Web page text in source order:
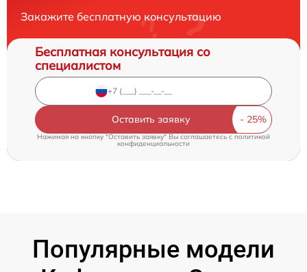
Закажите бесплатную консультацию
Бесплатная консультация со
специалистом
Оставить заявку
Нажимая на кнопку "Оставить заявку" Вы соглашаетесь cполитикой
конфиденциальности
Популярные модели